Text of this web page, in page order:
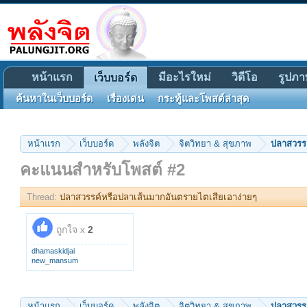
หน้าแรก เว็บบอร์ด พลังจิต จิตวิทยา & สุขภาพ ปลาสวร
คะแนนสำหรับโพสต์ #2
Thread: ปลาสวรรค์หรือปลาเส้นมากอันตรายไตเสียเอาง่ายๆ
ถูกใจ x 2
dhamaskidjai
new_mansum
หน้าแรก เว็บบอร์ด
ค้นหาในเว็บบอร์ด เรื่องเด่น กระทู้และโพสต์ล่าสุด
มีอะไรใหม่ วิดีโอ รูปภ